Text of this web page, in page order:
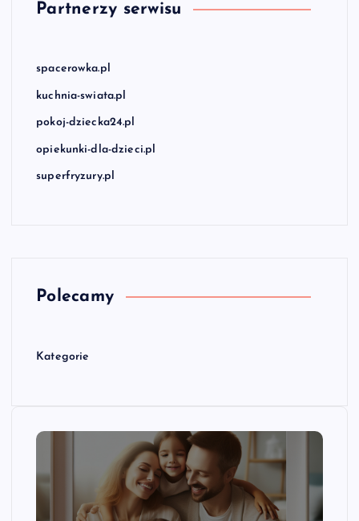
Partnerzy serwisu
spacerowka.pl
kuchnia-swiata.pl
pokoj-dziecka24.pl
opiekunki-dla-dzieci.pl
superfryzury.pl
Polecamy
Kategorie